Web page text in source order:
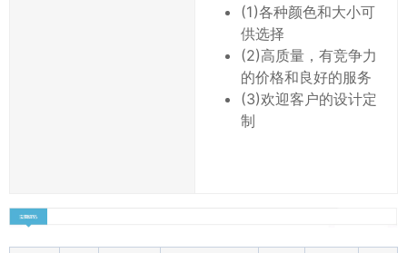
(1)各种颜色和大小可
供选择
(2)高质量，有竞争力
的价格和良好的服务
(3)欢迎客户的设计定
制